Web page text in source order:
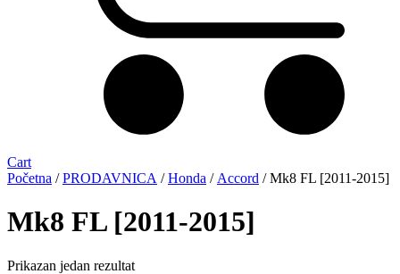
Cart
Početna /PRODAVNICA /Honda / Accord / Mk8 FL [2011-2015]
Mk8 FL [2011-2015]
Prikazan jedan rezultat